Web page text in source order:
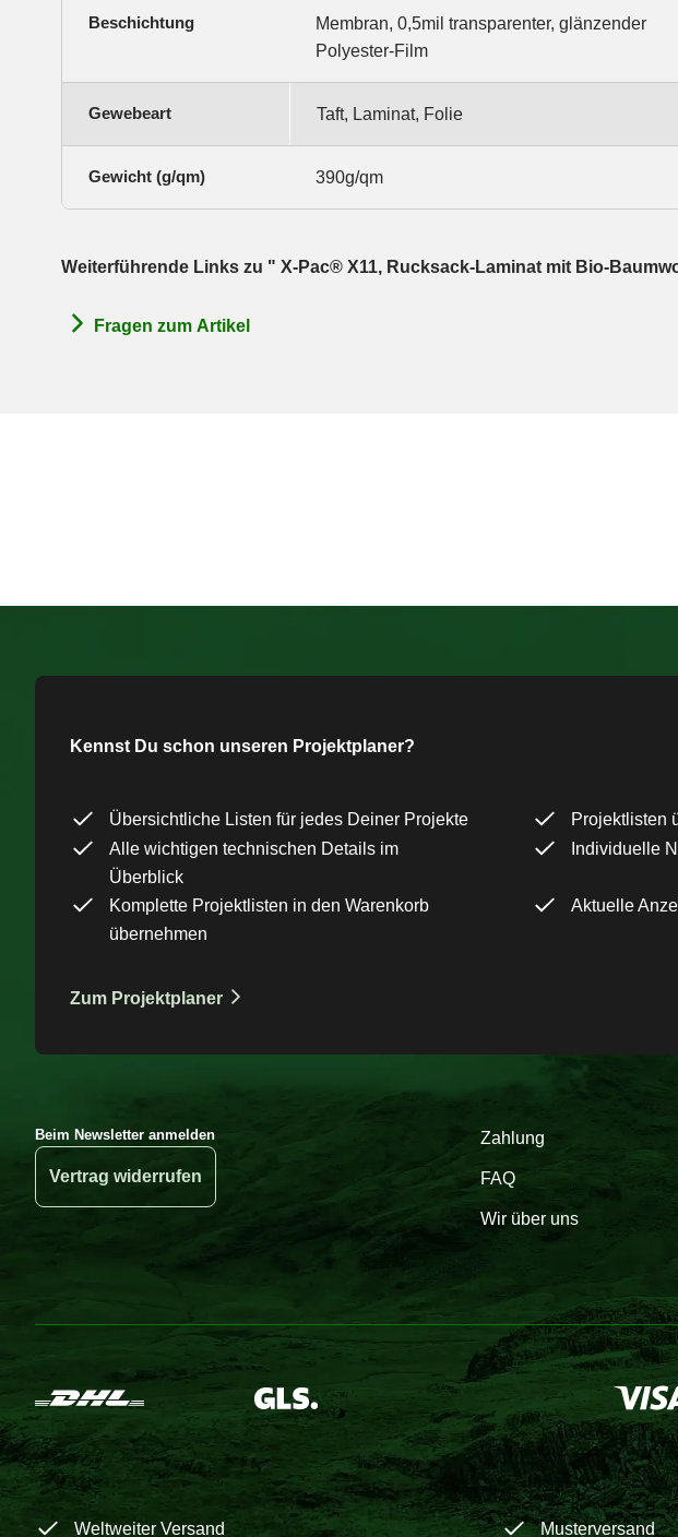
Beschichtung
Membran, 0,5mil transparenter, glänzender
Polyester-Film
Gewebeart Taft, Laminat, Folie
Gewicht (g/qm) 390g/qm
Weiterführende Links zu " X-Pac® X11, Rucksack-Laminat mit Bio-
Fragen zum Artikel
Kennst Du schon unseren Projektplaner?
Übersichtliche Listen für jedes Deiner Projekte
Projektlisten
Alle wichtigen technischen Details im
Überblick
Individuelle
Komplette Projektlisten in den Warenkorb
übernehmen
Aktuelle
Zum Projektplaner
Beim Newsletter anmelden
Vertrag widerrufen
Zahlung
FAQ
Wir über uns
Weltweiter Versand Musterversand